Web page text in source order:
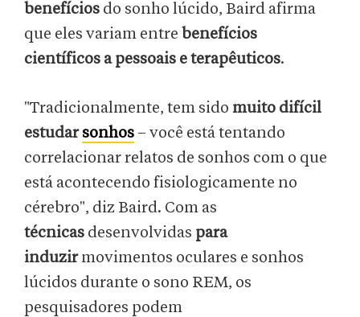
benefícios do sonho lúcido, Baird afirma
que eles variam entre benefícios
científicos a pessoais e terapêuticos.
"Tradicionalmente, tem sido muito difícil
estudarsonhos – você está tentando
correlacionar relatos de sonhos com o que
está acontecendo fisiologicamente no
cérebro", diz Baird. Com as
técnicas desenvolvidas para
induzirmovimentos oculares e sonhos
lúcidos durante o sono REM, os
pesquisadores podem